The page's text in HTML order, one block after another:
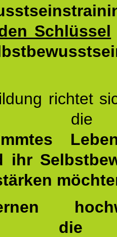
Schlüssel
richtet
ihr
die